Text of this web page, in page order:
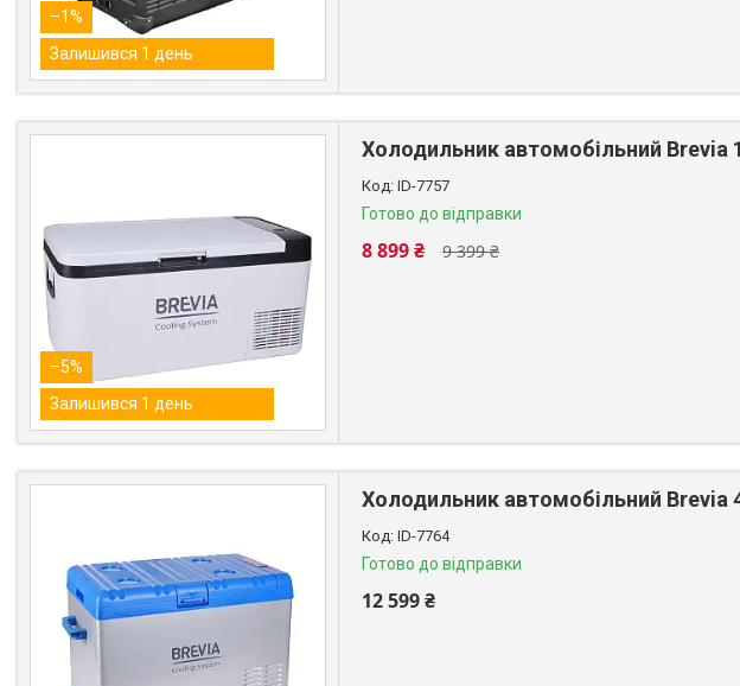
–1%
Залишився 1 день
–5%
Залишився 1 день
Холодильник автомобільний Brevia
ID-7757
Готово до відправки
9 399 ₴
8 899 ₴
Холодильник автомобільний Brevia
ID-7764
Готово до відправки
12 599 ₴